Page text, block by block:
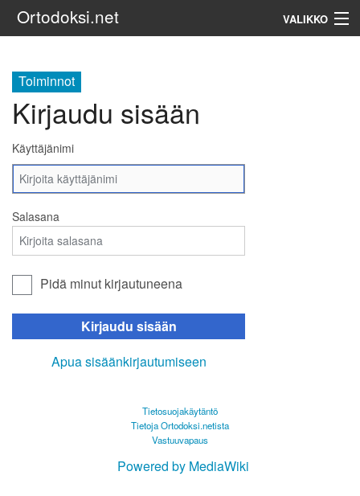
Ortodoksi.net VALIKKO
Toiminnot
Kirjaudu sisään
Käyttäjänimi
Salasana
Pidä minut kirjautuneena
Kirjaudu sisään
Apua sisäänkirjautumiseen
Tietosuojakäytäntö
Tietoja Ortodoksi.netista
Vastuuvapaus
Powered by MediaWiki